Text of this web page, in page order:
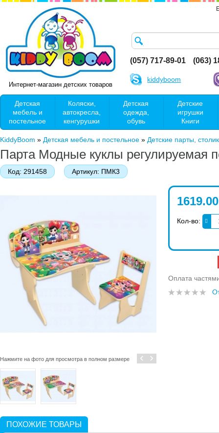
Интернет-магазин детских товаров
(057) 717-89-01 (063)
kiddyboom
Детская
мебель и
постельное
Коляски,
автокресла,
кенгурушки
Детская
одежда,
обувь
Детские
игрушки
Книги
KiddyBoom » Детская мебель и постельное » Детские парты,
Парта Модные куклы регулируемая
Код: 291458 Артикул: ПМК3
Нажмите на фото для просмотра в полном размере ‹ ›
Кол-во:
Оплата
ПОХОЖИЕ ТОВАРЫ